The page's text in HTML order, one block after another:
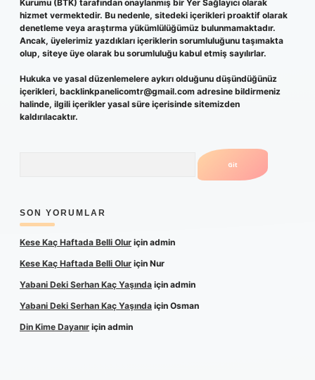
Kurumu (BTK) tarafından onaylanmış bir Yer Sağlayıcı olarak
hizmet vermektedir. Bu nedenle, sitedeki içerikleri proaktif olarak
denetleme veya araştırma yükümlülüğümüz bulunmamaktadır.
Ancak, üyelerimiz yazdıkları içeriklerin sorumluluğunu taşımakta
olup, siteye üye olarak bu sorumluluğu kabul etmiş sayılırlar.
Hukuka ve yasal düzenlemelere aykırı olduğunu düşündüğünüz
içerikleri, backlinkpanelicomtr@gmail.com adresine bildirmeniz
halinde, ilgili içerikler yasal süre içerisinde sitemizden
kaldırılacaktır.
SON YORUMLAR
Kese Kaç Haftada Belli Olur için admin
Kese Kaç Haftada Belli Olur için Nur
Yabani Deki Serhan Kaç Yaşında için admin
Yabani Deki Serhan Kaç Yaşında için Osman
Din Kime Dayanır için admin